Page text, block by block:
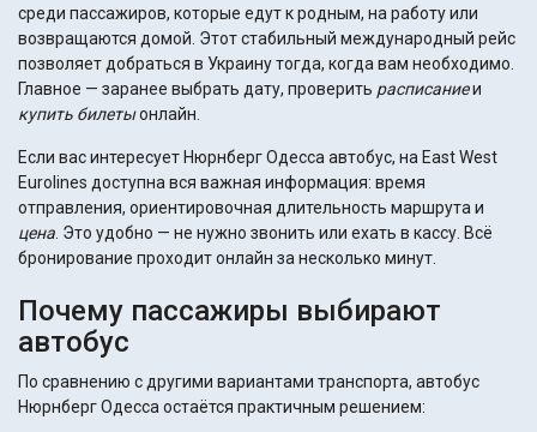
среди пассажиров, которые едут к родным, на работу или
возвращаются домой. Этот стабильный международный рейс
позволяет добраться в Украину тогда, когда вам необходимо.
Главное — заранее выбрать дату, проверить расписаниеи
купить билетыонлайн.
Если вас интересует Нюрнберг Одесса автобус, на East West
Eurolines доступна вся важная информация: время
отправления, ориентировочная длительность маршрута и
цена. Это удобно — не нужно звонить или ехать в кассу. Всё
бронирование проходит онлайн за несколько минут.
Почему пассажиры выбирают
автобус
По сравнению с другими вариантами транспорта, автобус
Нюрнберг Одесса остаётся практичным решением: